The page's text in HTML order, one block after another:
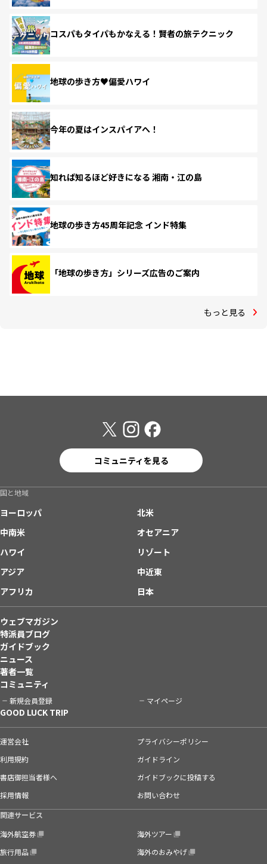
コスパもタイパもかなえる！賢者の旅テクニック
地球の歩き方♥偏愛ハワイ
今年の夏はインスパイアへ！
知れば知るほど好きになる 湘南・江の島
地球の歩き方45周年記念 インド特集
「地球の歩き方」シリーズ広告のご案内
もっと見る
コミュニティを見る
国と地域
ヨーロッパ
北米
中南米
オセアニア
ハワイ
リゾート
アジア
中近東
アフリカ
日本
ウェブマガジン
特派員ブログ
ガイドブック
ニュース
著者一覧
コミュニティ
新規会員登録 マイページ
GOOD LUCK TRIP
運営会社
プライバシーポリシー
利用規約
ガイドライン
書店御担当者様へ
ガイドブックに投稿する
採用情報
お問い合わせ
関連サービス
海外航空券
海外ツアー
旅行用品
海外のおみやげ